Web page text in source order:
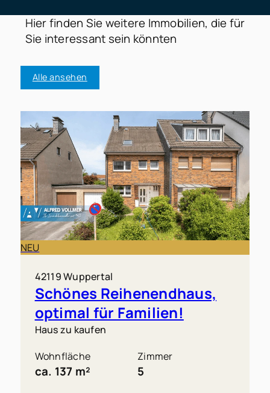
Hier finden Sie weitere Immobilien, die für
Sie interessant sein könnten
Alle ansehen
NEU
42119 Wuppertal
Schönes Reihenendhaus,
optimal für Familien!
Haus zu kaufen
Wohnfläche
ca. 137 m²
Zimmer
5